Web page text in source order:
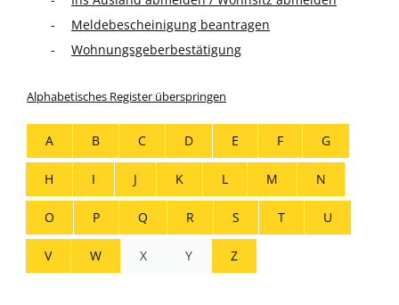
Meldebescheinigung beantragen
Wohnungsgeberbestätigung
Alphabetisches Register überspringen
A B C D E F G
H I J K L M N
O P Q R S T U
V W X Y Z